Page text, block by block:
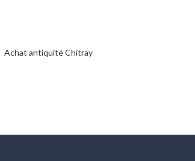
Achat antiquité Chitray